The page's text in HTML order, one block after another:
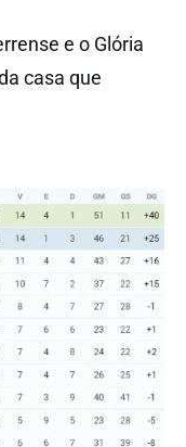
e o Glória
casa que